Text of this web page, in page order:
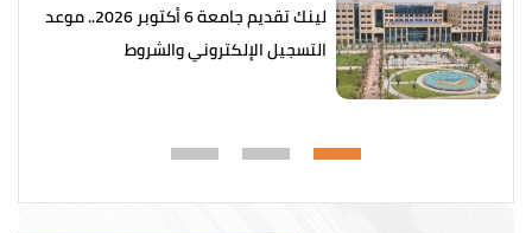
لينك تقديم جامعة 6 أكتوبر 2026.. موعد
التسجيل الإلكتروني والشروط